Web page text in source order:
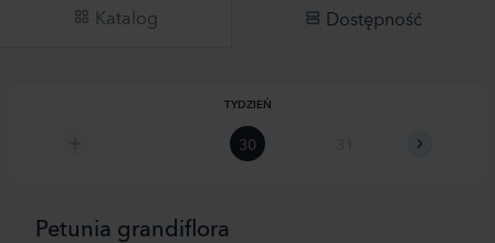
Katalog Dostępność
TYDZIEŃ
30
Petunia grandiflora